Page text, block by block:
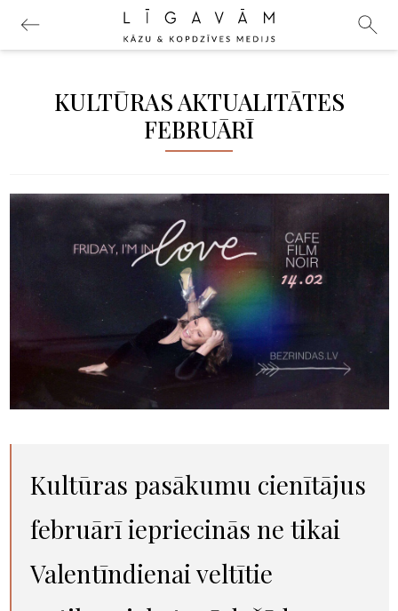
KULTŪRAS AKTUALITĀTES
FEBRUĀRĪ
Kultūras pasākumu cienītājus
februārī iepriecinās ne tikai
Valentīndienai veltītie